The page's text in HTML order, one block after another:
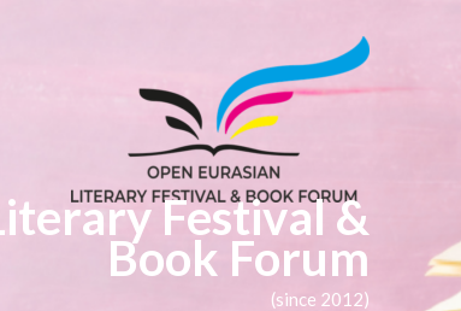
Festival &
Book Forum
(since 2012)